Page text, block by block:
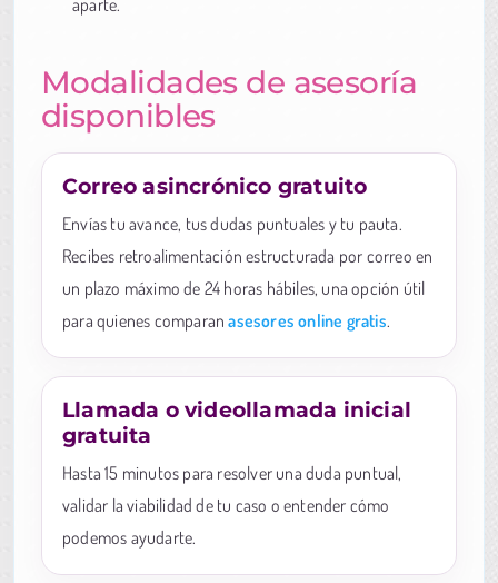
aparte.
Modalidades de asesoría
disponibles
Correo asincrónico gratuito
Envías tu avance, tus dudas puntuales y tu pauta.
Recibes retroalimentación estructurada por correo en
un plazo máximo de 24 horas hábiles, una opción útil
para quienes comparanasesores online gratis.
Llamada o videollamada inicial
gratuita
Hasta 15 minutos para resolver una duda puntual,
validar la viabilidad de tu caso o entender cómo
podemos ayudarte.